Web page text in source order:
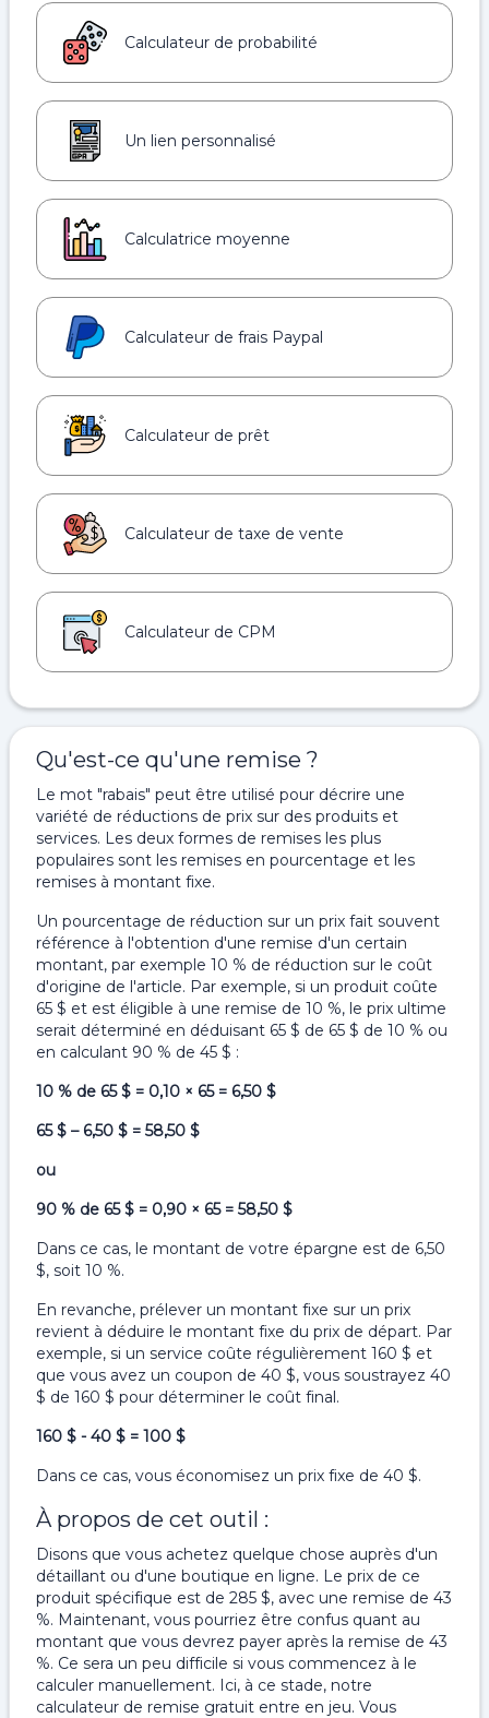
Calculateur de probabilité
Un lien personnalisé
Calculatrice moyenne
Calculateur de frais Paypal
Calculateur de prêt
Calculateur de taxe de vente
Calculateur de CPM
Qu'est-ce qu'une remise ?
Le mot "rabais" peut être utilisé pour décrire une
variété de réductions de prix sur des produits et
services. Les deux formes de remises les plus
populaires sont les remises en pourcentage et les
remises à montant fixe.
Un pourcentage de réduction sur un prix fait souvent
référence à l'obtention d'une remise d'un certain
montant, par exemple 10 % de réduction sur le coût
d'origine de l'article. Par exemple, si un produit coûte
65 $ et est éligible à une remise de 10 %, le prix ultime
serait déterminé en déduisant 65 $ de 65 $ de 10 % ou
en calculant 90 % de 45 $ :
10 % de 65 $ = 0,10 × 65 = 6,50 $
65 $ – 6,50 $ = 58,50 $
ou
90 % de 65 $ = 0,90 × 65 = 58,50 $
Dans ce cas, le montant de votre épargne est de 6,50
$, soit 10 %.
En revanche, prélever un montant fixe sur un prix
revient à déduire le montant fixe du prix de départ. Par
exemple, si un service coûte régulièrement 160 $ et
que vous avez un coupon de 40 $, vous soustrayez 40
$ de 160 $ pour déterminer le coût final.
160 $ ​​- 40 $ = 100 $
Dans ce cas, vous économisez un prix fixe de 40 $.
À propos de cet outil :
Disons que vous achetez quelque chose auprès d'un
détaillant ou d'une boutique en ligne. Le prix de ce
produit spécifique est de 285 $, avec une remise de 43
%. Maintenant, vous pourriez être confus quant au
montant que vous devrez payer après la remise de 43
%. Ce sera un peu difficile si vous commencez à le
calculer manuellement. Ici, à ce stade, notre
calculateur de remise gratuit entre en jeu. Vous